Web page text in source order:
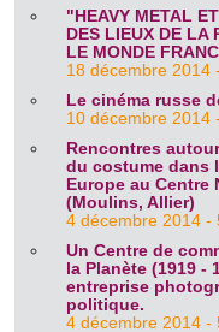
"HEAVY METAL
DES LIEUX DE LA
LE MONDE
18 décembre 2014
Le cinéma russe
10 décembre 2014
Rencontres
du costume dans
Europe au Centre
(Moulins, Allier)
4 décembre 2014 -
Un Centre de
la Planète (1919 -
entreprise
politique.
4 décembre 2014 -